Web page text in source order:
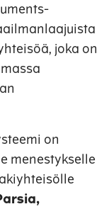
joka on
on
menestykselle